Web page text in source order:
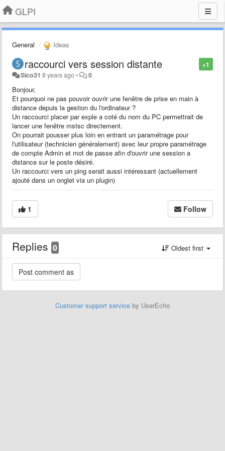
GLPI
General Ideas
+1
raccourci vers session distante
Sico31 8 years ago• 0
Bonjour,
Et pourquoi ne pas pouvoir ouvrir une fenêtre de prise en main à
distance depuis la gestion du l'ordinateur ?
Un raccourci placer par exple a coté du nom du PC permettrait de
lancer une fenêtre mstsc directement.
On pourrait pousser plus loin en entrant un paramétrage pour
l'utilisateur (technicien généralement) avec leur propre paramétrage
de compte Admin et mot de passe afin d'ouvrir une session a
distance sur le poste désiré.
Un raccourci vers un ping serait aussi intéressant (actuellement
ajouté dans un onglet via un plugin)
1 Follow
Replies 0 Oldest first
Customer support service by UserEcho